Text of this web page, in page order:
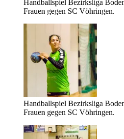
Handballspiel Bezirksliga
Frauen gegen SC Vöhringen.
Handballspiel Bezirksliga
Frauen gegen SC Vöhringen.